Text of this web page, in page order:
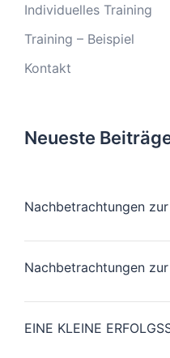
Individuelles Training
Training – Beispiel
Kontakt
Neueste
Nachbetrachtungen
Nachbetrachtungen
EINE KLEINE